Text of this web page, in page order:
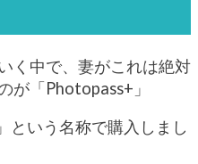
く中で、妻がこれは絶対
が「Photopass+」
という名称で購入しまし